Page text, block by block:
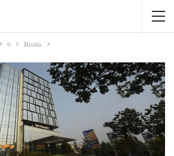
6 Bisnis